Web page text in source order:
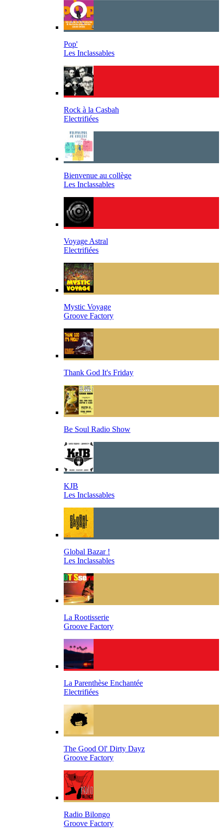
Pop'
Les Inclassables
Rock à la Casbah
Electrifiées
Bienvenue au collège
Les Inclassables
Voyage Astral
Electrifiées
Mystic Voyage
Groove Factory
Thank God It's Friday
Be Soul Radio Show
KJB
Les Inclassables
Global Bazar !
Les Inclassables
La Rootisserie
Groove Factory
La Parenthèse Enchantée
Electrifiées
The Good Ol' Dirty Dayz
Groove Factory
Radio Bilongo
Groove Factory